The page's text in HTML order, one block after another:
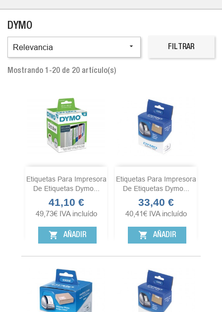
DYMO
Relevancia  FILTRAR
Mostrando 1-20 de 20 artículo(s)
Etiquetas Para Impresora
De Etiquetas Dymo...
Precio
41,10 €
49,73€ IVA incluído
shopping_cart AÑADIR
Etiquetas Para Impresora
De Etiquetas Dymo...
Precio
33,40 €
40,41€ IVA incluído
shopping_cart AÑADIR